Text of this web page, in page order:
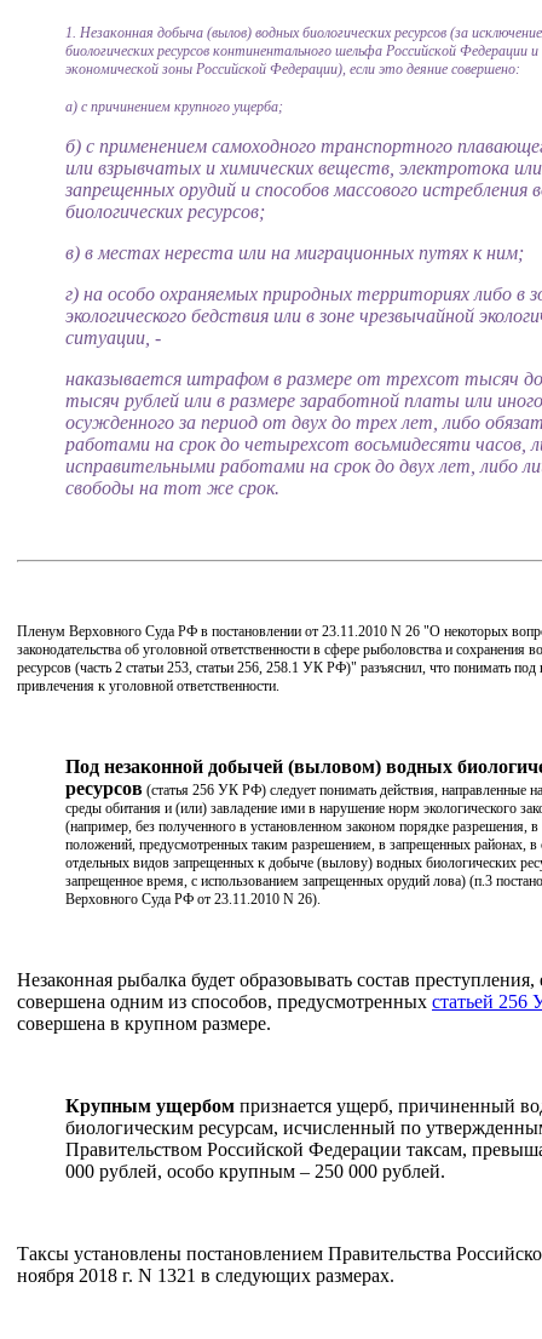
1. Незаконная добыча (вылов) водных биологических ресурсов (за
биологических ресурсов континентального шельфа Российской Федерации
экономической зоны Российской Федерации), если это деяние совершено:
а) с причинением крупного ущерба;
б) с применением самоходного транспортного
или взрывчатых и химических веществ, электротока или
запрещенных орудий и способов массового истребления
биологических ресурсов;
в) в местах нереста или на миграционных путях к ним;
г) на особо охраняемых природных территориях либо в
экологического бедствия или в зоне чрезвычайной
ситуации, -
наказывается штрафом в размере от трехсот тысяч
тысяч рублей или в размере заработной платы или
осужденного за период от двух до трех лет, либо
работами на срок до четырехсот восьмидесяти часов,
исправительными работами на срок до двух лет, либо
свободы на тот же срок.
Пленум Верховного Суда РФ в постановлении от 23.11.2010 N 26 "О некоторых
законодательства об уголовной ответственности в сфере рыболовства и сохранения
ресурсов (часть 2 статьи 253, статьи 256, 258.1 УК РФ)" разъяснил, что понимать под
привлечения к уголовной ответственности.
Под незаконной добычей (выловом) водных
ресурсов (статья 256 УК РФ) следует понимать действия, направленные
среды обитания и (или) завладение ими в нарушение норм экологического
(например, без полученного в установленном законом порядке разрешения,
положений, предусмотренных таким разрешением, в запрещенных районах,
отдельных видов запрещенных к добыче (вылову) водных биологических
запрещенное время, с использованием запрещенных орудий лова) (п.3
Верховного Суда РФ от 23.11.2010 N 26).
Незаконная рыбалка будет образовывать состав преступления,
совершена одним из способов, предусмотренных статьей
совершена в крупном размере.
Крупным ущербом признается ущерб, причиненный
биологическим ресурсам, исчисленный по
Правительством Российской Федерации таксам,
000 рублей, особо крупным – 250 000 рублей.
Таксы установлены постановлением Правительства
ноября 2018 г. N 1321 в следующих размерах.